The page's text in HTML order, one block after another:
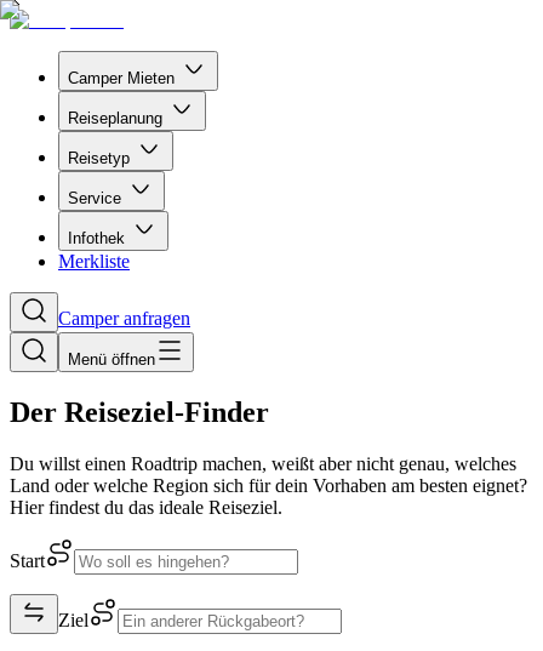
Camper Mieten
Reiseplanung
Reisetyp
Service
Infothek
Merkliste
Camper anfragen
Menü öffnen
Der Reiseziel-Finder
Du willst einen Roadtrip machen, weißt aber nicht genau, welches
Land oder welche Region sich für dein Vorhaben am besten eignet?
Hier findest du das ideale Reiseziel.
Start
Ziel